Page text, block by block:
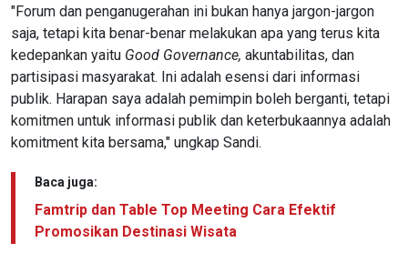
"Forum dan penganugerahan ini bukan hanya jargon-jargon
saja, tetapi kita benar-benar melakukan apa yang terus kita
kedepankan yaitu Good Governance, akuntabilitas, dan
partisipasi masyarakat. Ini adalah esensi dari informasi
publik. Harapan saya adalah pemimpin boleh berganti, tetapi
komitmen untuk informasi publik dan keterbukaannya adalah
komitment kita bersama," ungkap Sandi.
Baca juga:
Famtrip dan Table Top Meeting Cara Efektif
Promosikan Destinasi Wisata